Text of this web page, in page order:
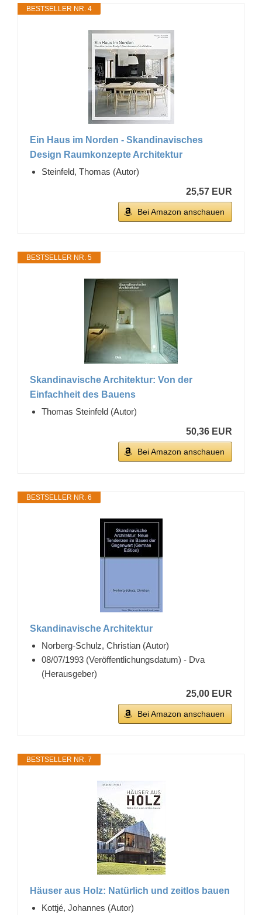
BESTSELLER NR. 4
Ein Haus im Norden - Skandinavisches
Design Raumkonzepte Architektur
Steinfeld, Thomas (Autor)
25,57 EUR
Bei Amazon anschauen
BESTSELLER NR. 5
Skandinavische Architektur: Von der
Einfachheit des Bauens
Thomas Steinfeld (Autor)
50,36 EUR
Bei Amazon anschauen
BESTSELLER NR. 6
Skandinavische Architektur
Norberg-Schulz, Christian (Autor)
08/07/1993 (Veröffentlichungsdatum) - Dva
(Herausgeber)
25,00 EUR
Bei Amazon anschauen
BESTSELLER NR. 7
Häuser aus Holz: Natürlich und zeitlos bauen
Kottjé, Johannes (Autor)